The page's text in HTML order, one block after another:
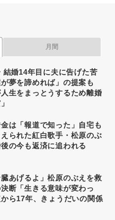
月間
結婚14年目に夫に告げた苦
夢を諦めれば」の提案も
人生をまっとうするため離婚
は「報道で知った」自宅も
られた紅白歌手・松原のぶ
の今も返済に追われる
臓あげるよ」松原のぶえを救
断「生きる意味が変わっ
ら17年、きょうだいの関係